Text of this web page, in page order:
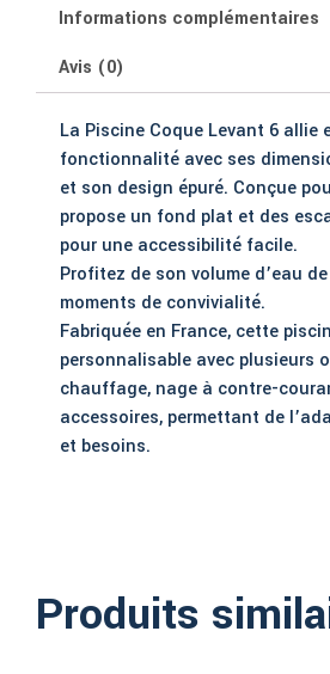
Informations complémentaires
Avis (0)
La Piscine Coque Levant 6 allie
fonctionnalité avec ses
et son design épuré. Conçue
propose un fond plat et des
pour une accessibilité facile.
Profitez de son volume d’eau
moments de convivialité.
Fabriquée en France, cette
personnalisable avec plusieurs
chauffage, nage à contre-
accessoires, permettant de
et besoins.
Produits